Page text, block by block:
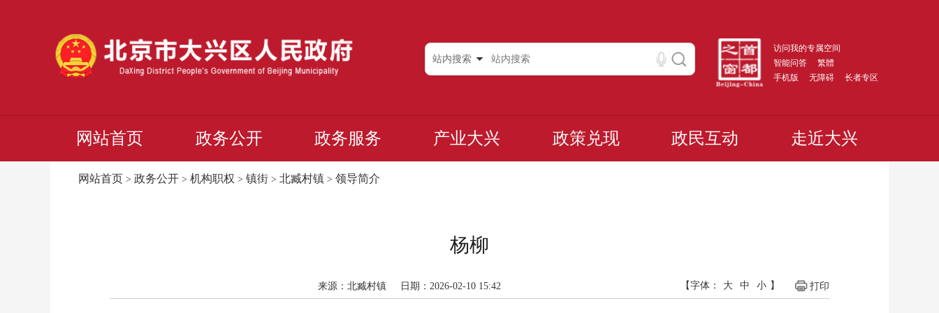
访问我的专属空间
智能问答
繁體
手机版
无障碍 长者专区
站内搜索
网站首页 政务公开 政务服务 产业大兴 政策兑现 政民互动 走近大兴
网站首页 > 政务公开 > 机构职权 > 镇街 > 北臧村镇 > 领导简介
杨柳
来源：北臧村镇 日期：2026-02-10 15:42 打印
【字体： 大 中 小 】